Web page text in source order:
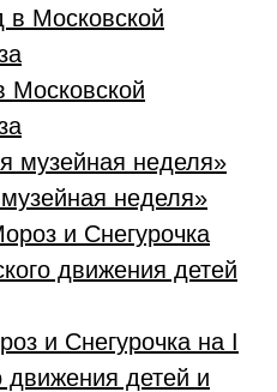
Московской
неделя»
и Снегурочка на I
движения детей и